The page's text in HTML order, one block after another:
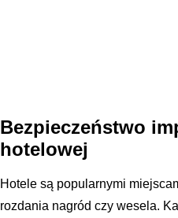
Bezpieczeństwo
hotelowej
Hotele są popularnymi
rozdania nagród czy wesela.